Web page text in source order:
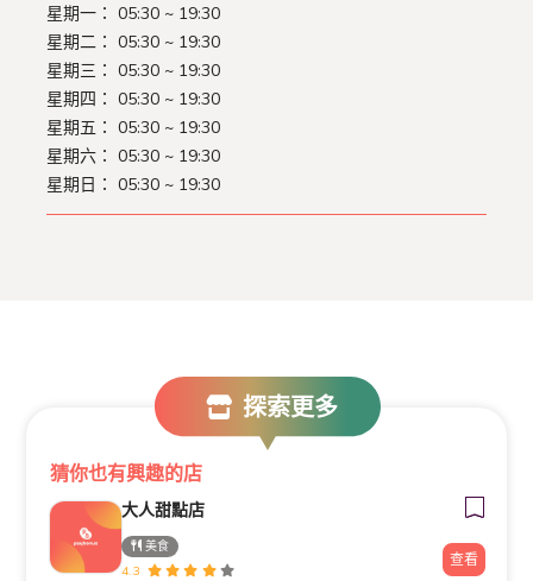
星期一： 05:30 ~ 19:30
星期二： 05:30 ~ 19:30
星期三： 05:30 ~ 19:30
星期四： 05:30 ~ 19:30
星期五： 05:30 ~ 19:30
星期六： 05:30 ~ 19:30
星期日： 05:30 ~ 19:30
探索更多
猜你也有興趣的店
大人甜點店
美食
4.3
查看